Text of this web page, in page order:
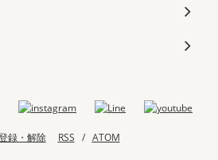
録・解除 RSS / ATOM